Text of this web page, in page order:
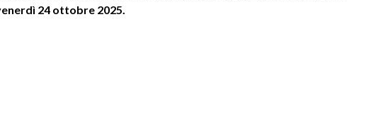
24 ottobre 2025.